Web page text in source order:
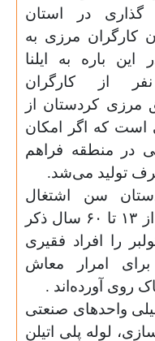
در استان
کارگران مرزی به
باره به ایلنا
از کارگران
مرزی کردستان از
که اگر امکان
در منطقه فراهم
تولید می‌شد.
سن اشتغال
کارگران در حرفه کو‌ل‌بری را از ۱۳ تا ۶۰ سال ذکر
را افراد فقیری
امرار معاش
روی آورده‌اند .
واحدهای صنعتی
لوله پلی اتیلن